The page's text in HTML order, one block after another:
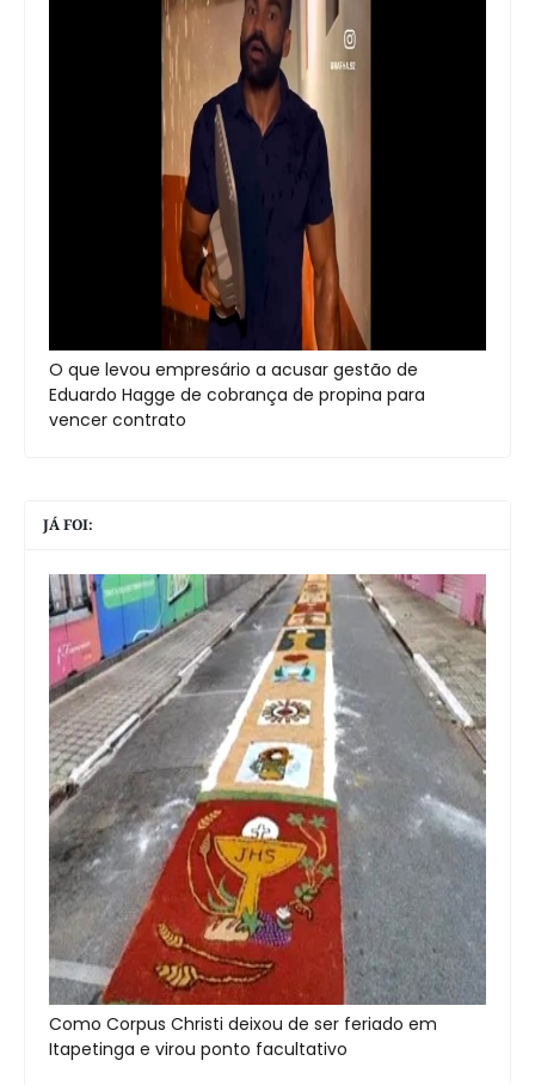
O que levou empresário a acusar gestão de
Eduardo Hagge de cobrança de propina para
vencer contrato
JÁ FOI:
Como Corpus Christi deixou de ser feriado em
Itapetinga e virou ponto facultativo